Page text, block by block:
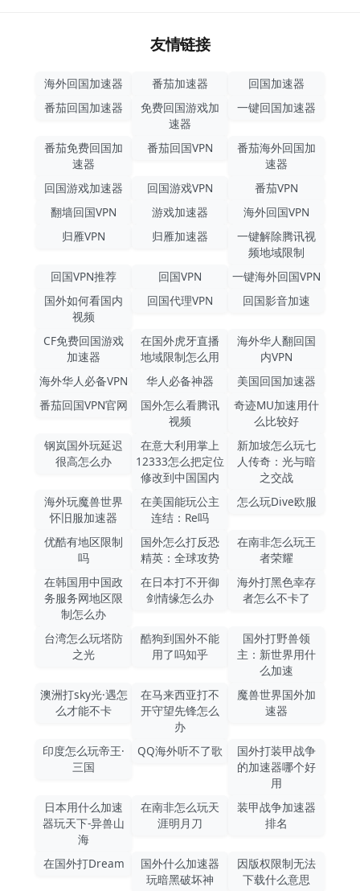
友情链接
海外回国加速器 番茄加速器
回国加速器
番茄回国加速器
免费回国游戏加
速器
一键回国加速器
番茄免费回国加
速器
番茄回国VPN
番茄海外回国加
速器
回国游戏加速器
回国游戏VPN
番茄VPN
翻墙回国VPN
游戏加速器
海外回国VPN
归雁VPN
归雁加速器
一键解除腾讯视
频地域限制
回国VPN推荐
回国VPN
一键海外回国VPN
国外如何看国内
视频
回国代理VPN 回国影音加速
CF免费回国游戏
加速器
在国外虎牙直播
地域限制怎么用
海外华人翻回国
内VPN
海外华人必备VPN
华人必备神器
美国回国加速器
番茄回国VPN官网
国外怎么看腾讯
视频
奇迹MU加速用什
么比较好
钢岚国外玩延迟
很高怎么办
在意大利用掌上
12333怎么把定位
修改到中国国内
新加坡怎么玩七
人传奇：光与暗
之交战
海外玩魔兽世界
怀旧服加速器
在美国能玩公主
连结：Re吗
怎么玩Dive欧服
优酷有地区限制
吗
国外怎么打反恐
精英：全球攻势
在南非怎么玩王
者荣耀
在韩国用中国政
务服务网地区限
制怎么办
在日本打不开御
剑情缘怎么办
海外打黑色幸存
者怎么不卡了
台湾怎么玩塔防
之光
酷狗到国外不能
用了吗知乎
国外打野兽领
主：新世界用什
么加速
澳洲打sky光·遇怎
么才能不卡
在马来西亚打不
开守望先锋怎么
办
魔兽世界国外加
速器
印度怎么玩帝王·
三国
QQ海外听不了歌
国外打装甲战争
的加速器哪个好
用
日本用什么加速
器玩天下-异兽山
海
在南非怎么玩天
涯明月刀
装甲战争加速器
排名
在国外打Dream
国外什么加速器
玩暗黑破坏神
因版权限制无法
下载什么意思